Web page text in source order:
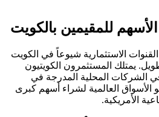
للمقيمين بالكويت
الاستثمارية شيوعاً في الكويت
يمتلك المستثمرون الكويتيون
في الشركات المحلية المدرجة في
الأسواق العالمية لشراء أسهم كبرى
الأمريكية.